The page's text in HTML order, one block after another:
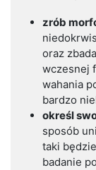
zrób
oraz
wczesnej
wahania
bardzo
określ
sposób
taki
badanie